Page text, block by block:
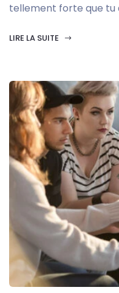
tellement forte que tu
LIRE LA SUITE